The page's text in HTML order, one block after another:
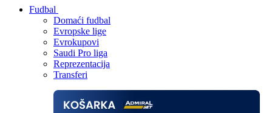
Fudbal
Domaći fudbal
Evropske lige
Evrokupovi
Saudi Pro liga
Reprezentacija
Transferi